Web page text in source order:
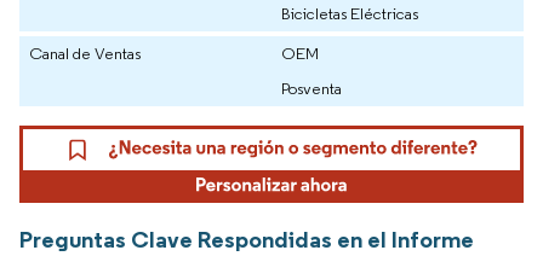
Bicicletas Eléctricas
Canal de Ventas
OEM
Posventa
Preguntas Clave Respondidas en el Informe